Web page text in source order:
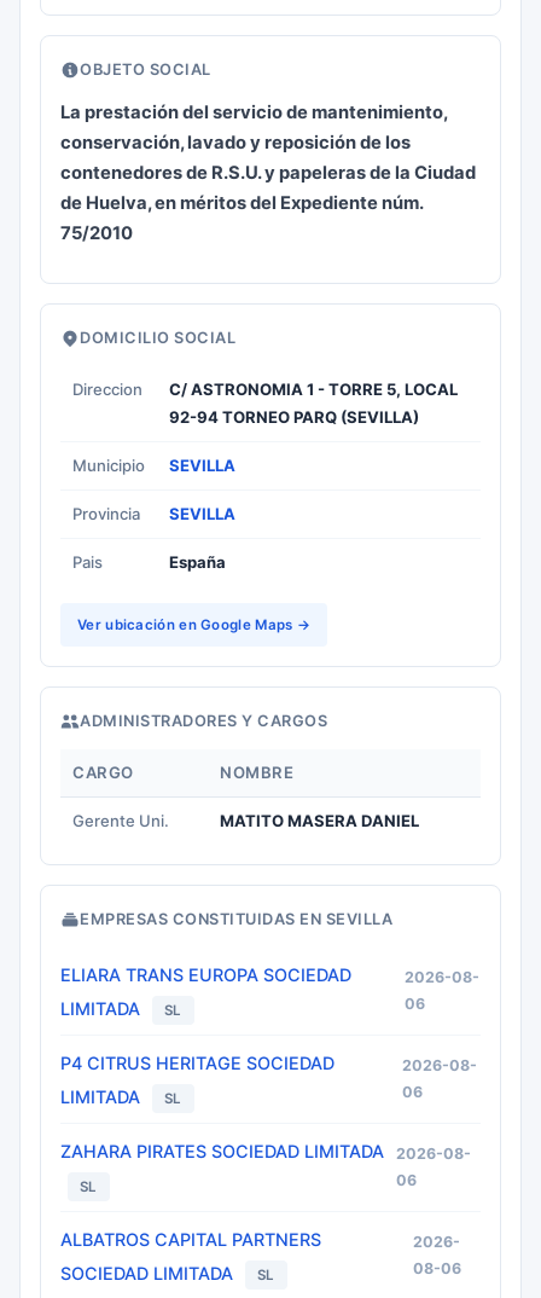
OBJETO SOCIAL
La prestación del servicio de mantenimiento,
conservación, lavado y reposición de los
contenedores de R.S.U. y papeleras de la Ciudad
de Huelva, en méritos del Expediente núm.
75/2010
DOMICILIO SOCIAL
Direccion
C/ ASTRONOMIA 1 - TORRE 5, LOCAL
92-94 TORNEO PARQ (SEVILLA)
Municipio SEVILLA
Provincia SEVILLA
Pais España
Ver ubicación en Google Maps →
ADMINISTRADORES Y CARGOS
CARGO NOMBRE
Gerente Uni. MATITO MASERA DANIEL
EMPRESAS CONSTITUIDAS EN SEVILLA
ELIARA TRANS EUROPA SOCIEDAD
LIMITADA
SL
2026-08-
06
P4 CITRUS HERITAGE SOCIEDAD
LIMITADA
SL
2026-08-
06
ZAHARA PIRATES SOCIEDAD LIMITADA
SL
2026-08-
06
ALBATROS CAPITAL PARTNERS
SOCIEDAD LIMITADA
SL
2026-
08-06